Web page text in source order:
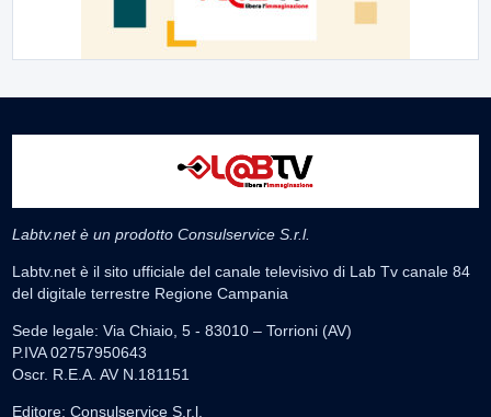
Labtv.net è un prodotto Consulservice S.r.l.
Labtv.net è il sito ufficiale del canale televisivo di Lab Tv canale 84
del digitale terrestre Regione Campania
Sede legale: Via Chiaio, 5 - 83010 – Torrioni (AV)
P.IVA 02757950643
Oscr. R.E.A. AV N.181151
Editore: Consulservice S.r.l.